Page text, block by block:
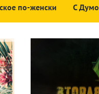
по-женски С